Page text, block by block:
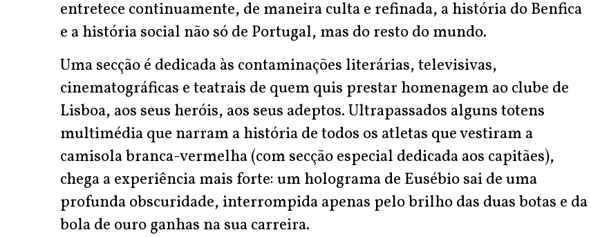
entretece continuamente, de maneira culta e refinada, a história do Benfica
e a história social não só de Portugal, mas do resto do mundo.
Uma secção é dedicada às contaminações literárias, televisivas,
cinematográficas e teatrais de quem quis prestar homenagem ao clube de
Lisboa, aos seus heróis, aos seus adeptos. Ultrapassados alguns totens
multimédia que narram a história de todos os atletas que vestiram a
camisola branca-vermelha (com secção especial dedicada aos capitães),
chega a experiência mais forte: um holograma de Eusébio sai de uma
profunda obscuridade, interrompida apenas pelo brilho das duas botas e da
bola de ouro ganhas na sua carreira.